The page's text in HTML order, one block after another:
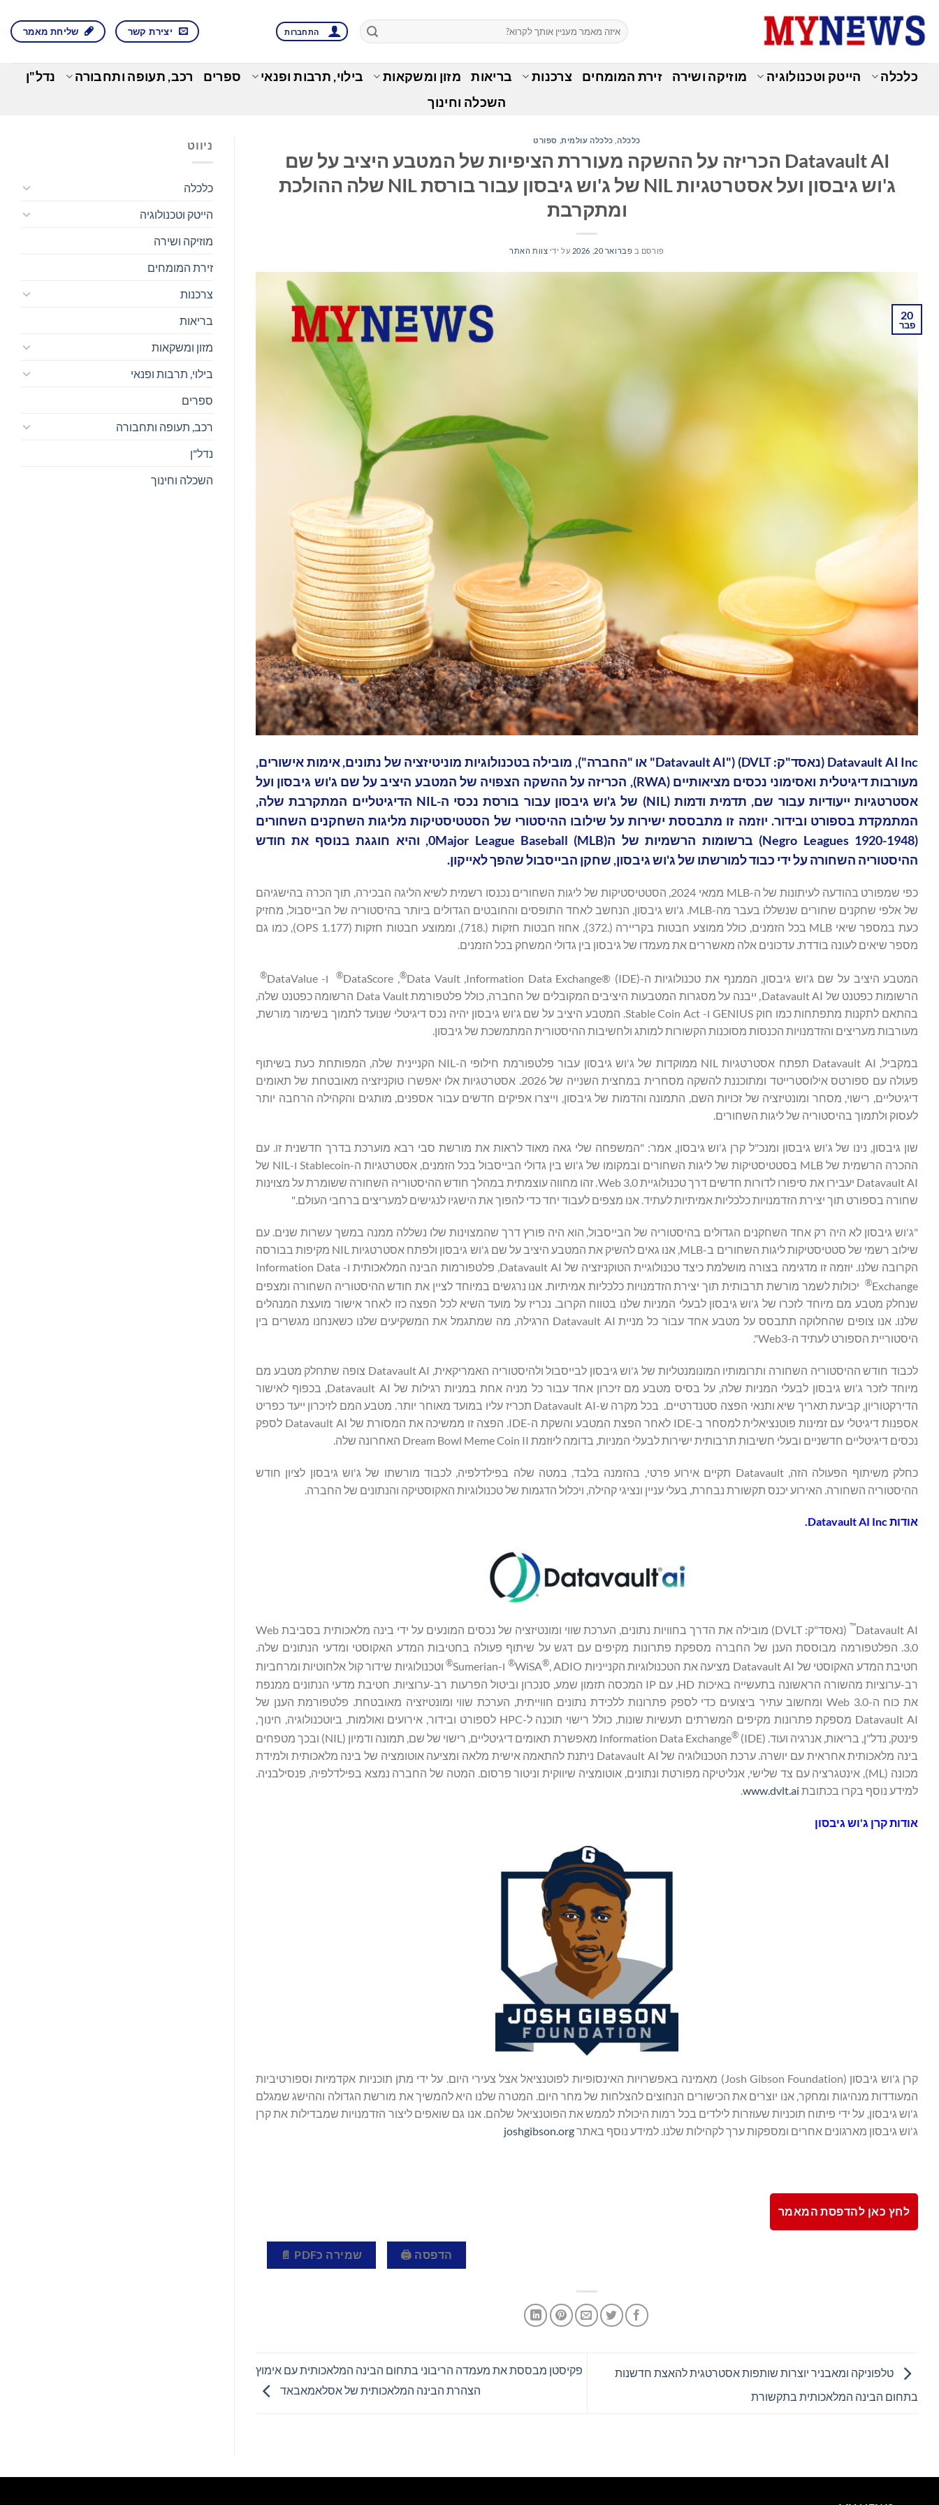
content
התחברות יצירת קשר שליחת מאמר
כלכלה הייטק וטכנולוגיה מוזיקה ושירה זירת המומחים צרכנות בריאות מזון ומשקאות בילוי, תרבות ופנאי ספרים רכב, תעופה ותחבורה
נדל"ן
השכלה וחינוך
כלכלה כלכלה עולמית, ספורט
Datavault AI הכריזה על ההשקה מעוררת הציפיות של המטבע היציב על שם
ג'וש גיבסון ועל אסטרטגיות NIL של ג'וש גיבסון עבור בורסת NIL שלה ההולכת
ומתקרבת
פורסם ב פברואר 20, 2026 על ידי צוות האתר
20
פבר
Datavault AI Inc (נאסד"ק: DVLT) ("Datavault AI" או "החברה"), מובילה בטכנולוגיות מוניטיזציה של נתונים, אימות אישורים,
מעורבות דיגיטלית ואסימוני נכסים מציאותיים (RWA), הכריזה על ההשקה הצפויה של המטבע היציב על שם ג'וש גיבסון ועל
אסטרטגיות ייעודיות עבור שם, תדמית ודמות (NIL) של ג'וש גיבסון עבור בורסת נכסי ה-NIL הדיגיטליים המתקרבת שלה,
המתמקדת בספורט ובידור. יוזמה זו מתבססת ישירות על שילובו ההיסטורי של הסטטיסטיקות מליגות השחקנים השחורים
(Negro Leagues 1920-1948) ברשומות הרשמיות של ה0Major League Baseball (MLB), והיא חוגגת בנוסף את חודש
ההיסטוריה השחורה על ידי כבוד למורשתו של ג'וש גיבסון, שחקן הבייסבול שהפך לאייקון.
כפי שמפורט בהודעה לעיתונות של ה-MLB ממאי 2024, הסטטיסטיקות של ליגות השחורים נכנסו רשמית לשיא הליגה הבכירה, תוך הכרה בהישגיהם
של אלפי שחקנים שחורים שנשללו בעבר מה-MLB. ג'וש גיבסון, הנחשב לאחד התופסים והחובטים הגדולים ביותר בהיסטוריה של הבייסבול, מחזיק
כעת במספר שיאי MLB בכל הזמנים, כולל ממוצע חבטות בקריירה (.372), אחוז חבטות חזקות (.718), וממוצע חבטות חזקות (OPS 1.177), כמו גם
מספר שיאים לעונה בודדת. עדכונים אלה מאשררים את מעמדו של גיבסון בין גדולי המשחק בכל הזמנים.
המטבע היציב על שם ג'וש גיבסון, הממנף את טכנולוגיות ה-Information Data Exchange® (IDE)‏, Data Vault ®
‏, DataScore
® ו- DataValue ®
הרשומות כפטנט של Datavault AI, ייבנה על מסגרות המטבעות היציבים המקובלים של החברה, כולל פלטפורמת Data Vault הרשומה כפטנט שלה,
בהתאם לתקנות מתפתחות כמו חוק GENIUS ו- Stable Coin Act. המטבע היציב על שם ג'וש גיבסון יהיה נכס דיגיטלי שנועד לתמוך בשימור מורשת,
מעורבות מעריצים והזדמנויות הכנסות מסוכנות הקשורות למותג ולחשיבות ההיסטורית המתמשכת של גיבסון.
במקביל, Datavault AI תפתח אסטרטגיות NIL ממוקדות של ג'וש גיבסון עבור פלטפורמת חילופי ה-NIL הקניינית שלה, המפותחת כעת בשיתוף
פעולה עם ספורטס אילוסטרייטד ומתוכננת להשקה מסחרית במחצית השנייה של 2026. אסטרטגיות אלו יאפשרו טוקניזציה מאובטחת של תאומים
דיגיטליים, רישוי, מסחר ומונטיזציה של זכויות השם, התמונה והדמות של גיבסון, וייצרו אפיקים חדשים עבור אספנים, מותגים והקהילה הרחבה יותר
לעסוק ולתמוך בהיסטוריה של ליגות השחורים.
שון גיבסון, נינו של ג'וש גיבסון ומנכ"ל קרן ג'וש גיבסון, אמר: "המשפחה שלי גאה מאוד לראות את מורשת סבי רבא מוערכת בדרך חדשנית זו. עם
ההכרה הרשמית של MLB בסטטיסטיקות של ליגות השחורים ובמקומו של ג'וש בין גדולי הבייסבול בכל הזמנים, אסטרטגיות ה-Stablecoin ו-NIL של
Datavault AI יעבירו את סיפורו לדורות חדשים דרך טכנולוגיית Web 3.0. זהו מחווה עוצמתית במהלך חודש ההיסטוריה השחורה ששומרת על מצוינות
שחורה בספורט תוך יצירת הזדמנויות כלכליות אמיתיות לעתיד. אנו מצפים לעבוד יחד כדי להפוך את הישגיו לנגישים למעריצים ברחבי העולם."
"ג'וש גיבסון לא היה רק אחד השחקנים הגדולים בהיסטוריה של הבייסבול, הוא היה פורץ דרך שהמצוינות שלו נשללה ממנה במשך עשרות שנים. עם
שילוב רשמי של סטטיסטיקות ליגות השחורים ב-MLB, אנו גאים להשיק את המטבע היציב על שם ג'וש גיבסון ולפתח אסטרטגיות NIL מקיפות בבורסה
הקרובה שלנו. יוזמה זו מדגימה בצורה מושלמת כיצד טכנולוגיית הטוקניזציה של Datavault AI, פלטפורמות הבינה המלאכותית ו- Information Data
Exchange
® יכולות לשמר מורשת תרבותית תוך יצירת הזדמנויות כלכליות אמיתיות. אנו נרגשים במיוחד לציין את חודש ההיסטוריה השחורה ומצפים
שנחלק מטבע מם מיוחד לזכרו של ג'וש גיבסון לבעלי המניות שלנו בטווח הקרוב. נכריז על מועד השיא לכל הפצה כזו לאחר אישור מועצת המנהלים
שלנו. אנו צופים שהחלוקה תתבסס על מטבע אחד עבור כל מניית Datavault AI הרגילה, מה שמתגמל את המשקיעים שלנו כשאנחנו מגשרים בין
היסטוריית הספורט לעתיד ה-Web3".
לכבוד חודש ההיסטוריה השחורה ותרומותיו המונומנטליות של ג'וש גיבסון לבייסבול ולהיסטוריה האמריקאית, Datavault AI צופה שתחלק מטבע מם
מיוחד לזכר ג'וש גיבסון לבעלי המניות שלה, על בסיס מטבע מם זיכרון אחד עבור כל מניה אחת במניות רגילות של Datavault AI, בכפוף לאישור
הדירקטוריון, קביעת תאריך שיא ותנאי הפצה סטנדרטיים. בכל מקרה ש-Datavault AI תכריז עליו במועד מאוחר יותר. מטבע המם לזיכרון ייעד כפריט
אספנות דיגיטלי עם זמינות פוטנציאלית למסחר ב-IDE לאחר הפצת המטבע והשקת ה-IDE. הפצה זו ממשיכה את המסורת של Datavault AI לספק
נכסים דיגיטליים חדשניים ובעלי חשיבות תרבותית ישירות לבעלי המניות, בדומה ליוזמת Dream Bowl Meme Coin II האחרונה שלה.
כחלק משיתוף הפעולה הזה, Datavault תקיים אירוע פרטי, בהזמנה בלבד, במטה שלה בפילדלפיה, לכבוד מורשתו של ג'וש גיבסון לציון חודש
ההיסטוריה השחורה. האירוע יכנס תקשורת נבחרת, בעלי עניין ונציגי קהילה, ויכלול הדגמות של טכנולוגיות האקוסטיקה והנתונים של החברה.
אודותDatavault AI Inc.
Datavault AI
™
(נאסד"ק: DVLT) מובילה את הדרך בחוויות נתונים, הערכת שווי ומונטיזציה של נכסים המונעים על ידי בינה מלאכותית בסביבת Web
3.0. הפלטפורמה מבוססת הענן של החברה מספקת פתרונות מקיפים עם דגש על שיתוף פעולה בחטיבות המדע האקוסטי ומדעי הנתונים שלה.
חטיבת המדע האקוסטי של Datavault AI מציעה את הטכנולוגיות הקנייניות WiSA
®, ADIO
® ו-Sumerian ®וטכנולוגיות שידור קול אלחוטיות ומרחביות
רב-ערוציות מהשורה הראשונה בתעשייה באיכות HD, עם IP המכסה תזמון שמע, סנכרון וביטול הפרעות רב-ערוציות. חטיבת מדעי הנתונים ממנפת
את כוח ה-Web 3.0 ומחשוב עתיר ביצועים כדי לספק פתרונות ללכידת נתונים חווייתית, הערכת שווי ומונטיזציה מאובטחת. פלטפורמת הענן של
Datavault AI מספקת פתרונות מקיפים המשרתים תעשיות שונות, כולל רישוי תוכנה ל-HPC לספורט ובידור, אירועים ואולמות, ביוטכנולוגיה, חינוך,
פינטק, נדל"ן, בריאות, אנרגיה ועוד. Information Data Exchange
®
(IDE) מאפשרת תאומים דיגיטליים, רישוי של שם, תמונה ודמיון (NIL) ובכך מטפחים
בינה מלאכותית אחראית עם יושרה. ערכת הטכנולוגיה של Datavault AI ניתנת להתאמה אישית מלאה ומציעה אוטומציה של בינה מלאכותית ולמידת
מכונה (ML), אינטגרציה עם צד שלישי, אנליטיקה מפורטת ונתונים, אוטומציה שיווקית וניטור פרסום. המטה של החברה נמצא בפילדלפיה, פנסילבניה.
למידע נוסף בקרו בכתובת www.dvlt.ai
.
אודות קרן ג'וש גיבסון
קרן ג'וש גיבסון (Josh Gibson Foundation) מאמינה באפשרויות האינסופיות לפוטנציאל אצל צעירי היום. על ידי מתן תוכניות אקדמיות וספורטיביות
המעודדות מנהיגות ומחקר, אנו יוצרים את הכישורים הנחוצים להצלחות של מחר היום. המטרה שלנו היא להמשיך את מורשת הגדולה וההישג שמגלם
ג'וש גיבסון, על ידי פיתוח תוכניות שעוזרות לילדים בכל רמות היכולת לממש את הפוטנציאל שלהם. אנו גם שואפים ליצור הזדמנויות שמבדילות את קרן
ג'וש גיבסון מארגונים אחרים ומספקות ערך לקהילות שלנו. למידע נוסף באתרjoshgibson.org
לחץ כאן להדפסת המאמר
הדפסה 🖨 שמירה כPDF 📄
טלפוניקה ומאבניר יוצרות שותפות אסטרטגית להאצת חדשנות
בתחום הבינה המלאכותית בתקשורת
פקיסטן מבססת את מעמדה הריבוני בתחום הבינה המלאכותית עם אימוץ
הצהרת הבינה המלאכותית של אסלאמאבאד
ניווט
כלכלה
הייטק וטכנולוגיה
מוזיקה ושירה
זירת המומחים
צרכנות
בריאות
מזון ומשקאות
בילוי, תרבות ופנאי
ספרים
רכב, תעופה ותחבורה
נדל"ן
השכלה וחינוך